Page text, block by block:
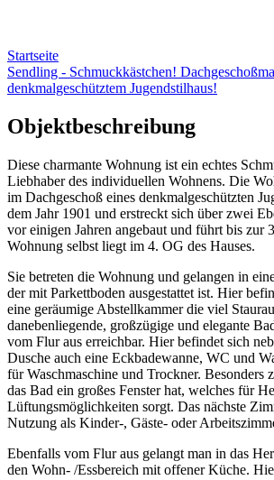
Startseite
Sendling - Schmuckkästchen!
denkmalgeschütztem Jugendstilhaus!
Objektbeschreibung
Diese charmante Wohnung ist ein echtes
Liebhaber des individuellen Wohnens. Die
im Dachgeschoß eines denkmalgeschützten
dem Jahr 1901 und erstreckt sich über zwei
vor einigen Jahren angebaut und führt bis zur
Wohnung selbst liegt im 4. OG des Hauses.
Sie betreten die Wohnung und gelangen in
der mit Parkettboden ausgestattet ist. Hier
eine geräumige Abstellkammer die viel
danebenliegende, großzügige und elegante
vom Flur aus erreichbar. Hier befindet sich
Dusche auch eine Eckbadewanne, WC und
für Waschmaschine und Trockner. Besonders
das Bad ein großes Fenster hat, welches für
Lüftungsmöglichkeiten sorgt. Das nächste
Nutzung als Kinder-, Gäste- oder
Ebenfalls vom Flur aus gelangt man in das
den Wohn- /Essbereich mit offener Küche.